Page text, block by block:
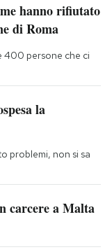
hanno rifiutato
di Roma
400 persone che ci
la
problemi, non si sa
carcere a Malta